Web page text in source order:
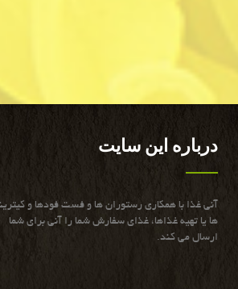
درباره این سایت
آنی غذا با همكاری رستوران ها و فست فودها و
ها یا تهیه غذاها، غذای سفارش شما را آنی برای شما
ارسال می كند.